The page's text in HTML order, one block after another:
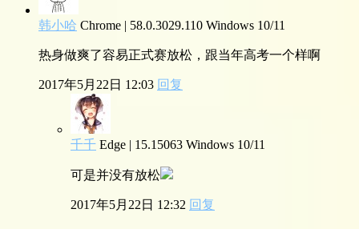
韩小哈 Chrome | 58.0.3029.110 Windows 10/11
热身做爽了容易正式赛放松，跟当年高考一个样啊
2017年5月22日 12:03 回复
千千 Edge | 15.15063 Windows 10/11
可是并没有放松
2017年5月22日 12:32 回复